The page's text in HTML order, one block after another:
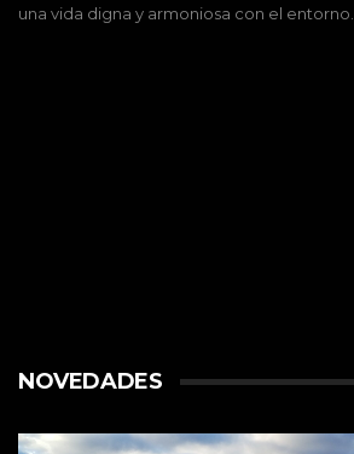
una vida digna y armoniosa con el entorno.
NOVEDADES